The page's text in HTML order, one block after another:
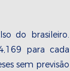
do brasileiro.
para cada
sem previsão